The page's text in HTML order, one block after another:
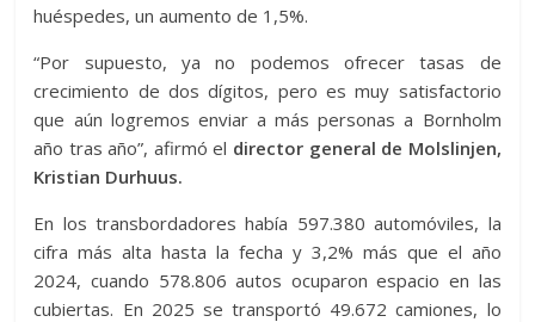
huéspedes, un aumento de 1,5%.
“Por supuesto, ya no podemos ofrecer tasas de
crecimiento de dos dígitos, pero es muy satisfactorio
que aún logremos enviar a más personas a Bornholm
año tras año”, afirmó el director general de Molslinjen,
Kristian Durhuus.
En los transbordadores había 597.380 automóviles, la
cifra más alta hasta la fecha y 3,2% más que el año
2024, cuando 578.806 autos ocuparon espacio en las
cubiertas. En 2025 se transportó 49.672 camiones, lo